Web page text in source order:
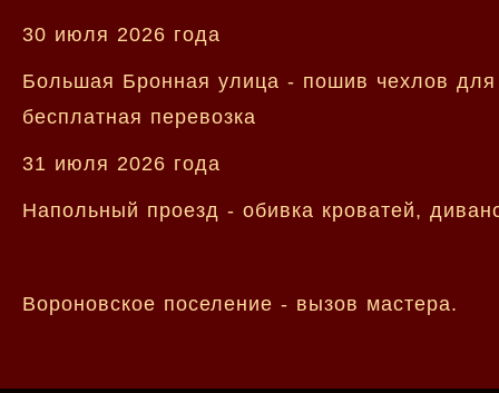
30 июля 2026 года
Большая Бронная улица - пошив чехлов
бесплатная перевозка
31 июля 2026 года
Напольный проезд - обивка кроватей,
Вороновское поселение - вызов мастера.